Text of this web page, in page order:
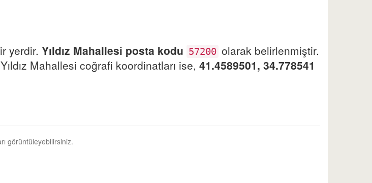
yerdir. Yıldız Mahallesi posta kodu 57200 olarak belirlenmiştir.
Yıldız Mahallesi coğrafi koordinatları ise, 41.4589501, 34.778541
görüntüleyebilirsiniz.